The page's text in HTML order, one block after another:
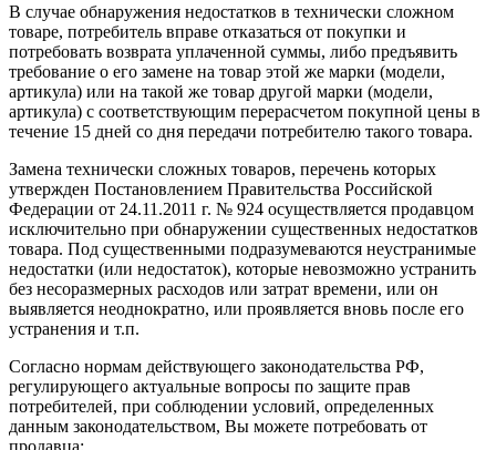
В случае обнаружения недостатков в технически сложном
товаре, потребитель вправе отказаться от покупки и
потребовать возврата уплаченной суммы, либо предъявить
требование о его замене на товар этой же марки (модели,
артикула) или на такой же товар другой марки (модели,
артикула) с соответствующим перерасчетом покупной цены в
течение 15 дней со дня передачи потребителю такого товара.
Замена технически сложных товаров, перечень которых
утвержден Постановлением Правительства Российской
Федерации от 24.11.2011 г. № 924 осуществляется продавцом
исключительно при обнаружении существенных недостатков
товара. Под существенными подразумеваются неустранимые
недостатки (или недостаток), которые невозможно устранить
без несоразмерных расходов или затрат времени, или он
выявляется неоднократно, или проявляется вновь после его
устранения и т.п.
Согласно нормам действующего законодательства РФ,
регулирующего актуальные вопросы по защите прав
потребителей, при соблюдении условий, определенных
данным законодательством, Вы можете потребовать от
продавца: